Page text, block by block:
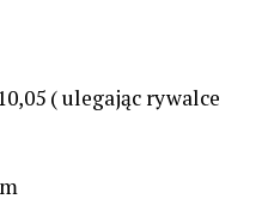
( ulegając rywalce